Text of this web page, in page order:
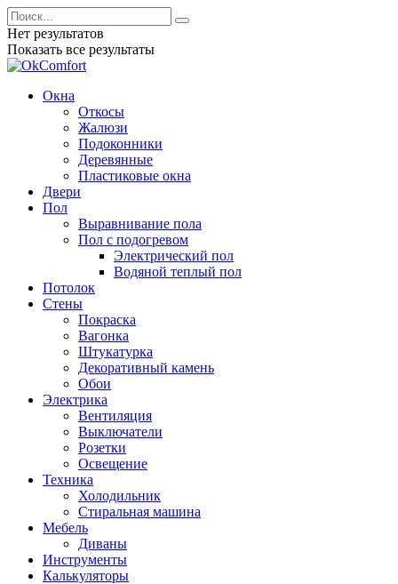
Нет результатов
Показать все результаты
Окна
Откосы
Жалюзи
Подоконники
Деревянные
Пластиковые окна
Двери
Пол
Выравнивание пола
Пол с подогревом
Электрический пол
Водяной теплый пол
Потолок
Стены
Покраска
Вагонка
Штукатурка
Декоративный камень
Обои
Электрика
Вентиляция
Выключатели
Розетки
Освещение
Техника
Холодильник
Стиральная машина
Мебель
Диваны
Инструменты
Калькуляторы